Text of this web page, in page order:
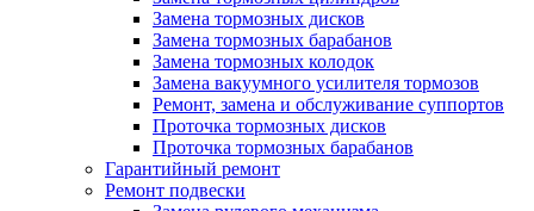
Замена тормозных дисков
Замена тормозных барабанов
Замена тормозных колодок
Замена вакуумного усилителя тормозов
Ремонт, замена и обслуживание суппортов
Проточка тормозных дисков
Проточка тормозных барабанов
Гарантийный ремонт
Ремонт подвески